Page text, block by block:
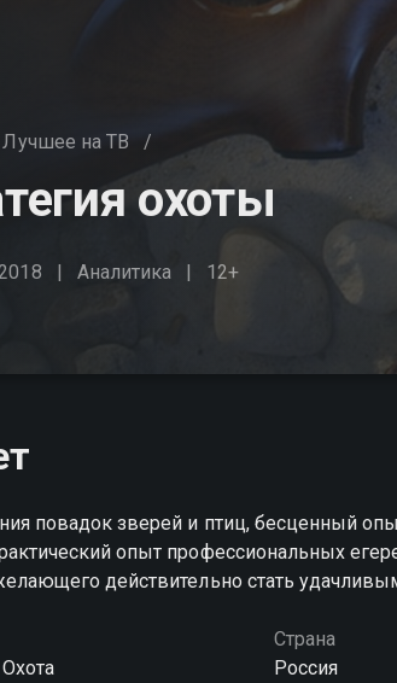
Лучшее на ТВ /
охоты
Аналитика 12+
повадок зверей и птиц, бесценный
опыт профессиональных
действительно стать
Страна
Россия